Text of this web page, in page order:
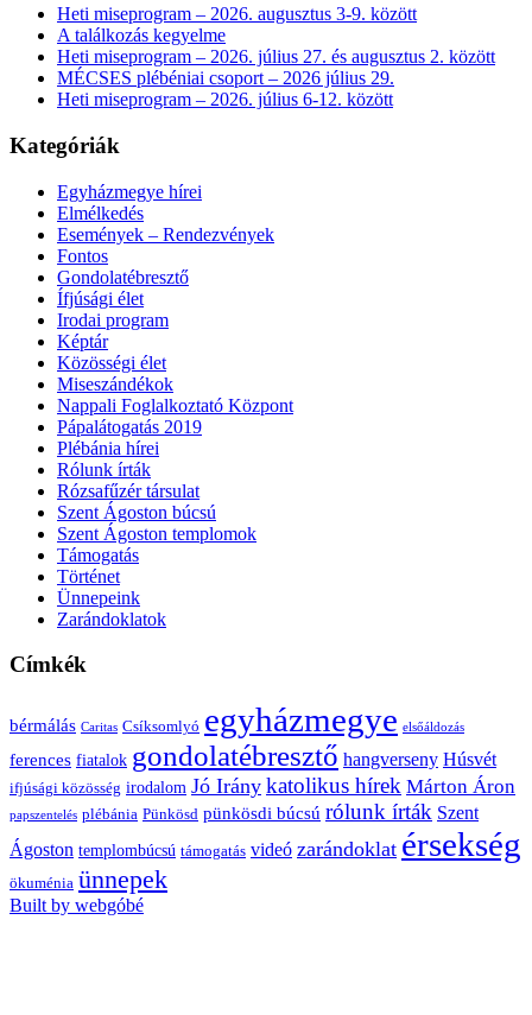
Heti miseprogram – 2026. augusztus 3-9. között
A találkozás kegyelme
Heti miseprogram – 2026. július 27. és augusztus 2. között
MÉCSES plébéniai csoport – 2026 július 29.
Heti miseprogram – 2026. július 6-12. között
Kategóriák
Egyházmegye hírei
Elmélkedés
Események – Rendezvények
Fontos
Gondolatébresztő
Ífjúsági élet
Irodai program
Képtár
Közösségi élet
Miseszándékok
Nappali Foglalkoztató Központ
Pápalátogatás 2019
Plébánia hírei
Rólunk írták
Rózsafűzér társulat
Szent Ágoston búcsú
Szent Ágoston templomok
Támogatás
Történet
Ünnepeink
Zarándoklatok
Címkék
bérmálás Caritas Csíksomlyó egyházmegye elsőáldozás
ferences fiatalok gondolatébresztő hangverseny Húsvét
ifjúsági közösség irodalom Jó Irány katolikus hírek Márton Áron
papszentelés plébánia Pünkösd pünkösdi búcsú rólunk írták Szent
Ágoston templombúcsú támogatás videó zarándoklat érsekség
ökuménia ünnepek
Built by webgóbé